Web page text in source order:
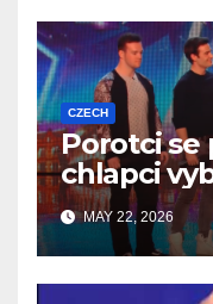
CZECH
Porotci se
chlapci
ale
všechno
MAY 22, 2026